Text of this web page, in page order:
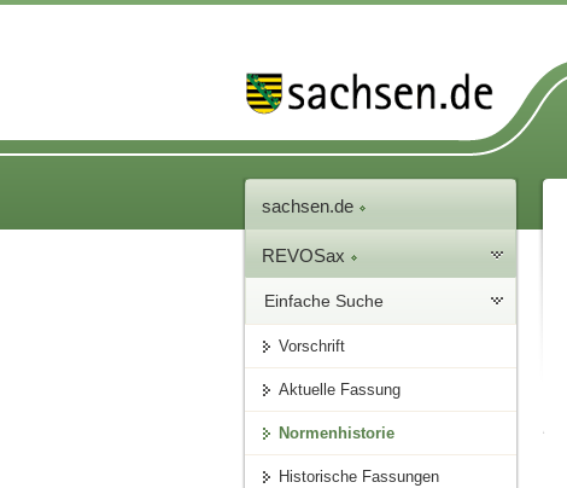
sachsen.de
REVOSax
Einfache Suche
Vorschrift
Aktuelle Fassung
Normenhistorie
Historische Fassungen